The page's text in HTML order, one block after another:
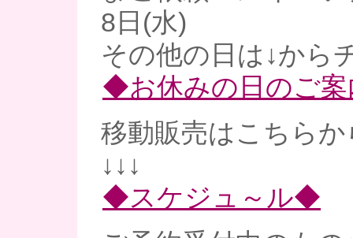
8日(水)
その他の日は↓から
◆お休みの日のご
移動販売はこちら
↓↓↓
◆スケジュ～ル◆